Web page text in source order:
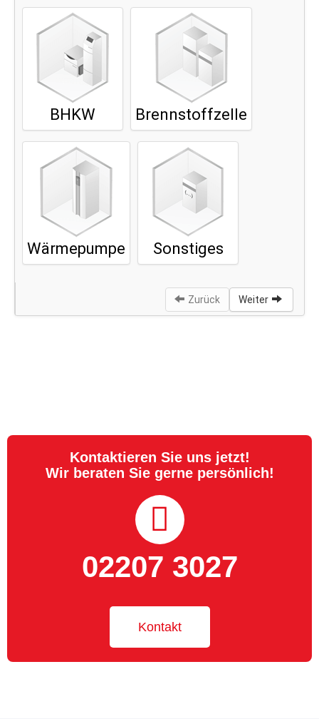
Kontaktieren Sie uns jetzt!
Wir beraten Sie gerne persönlich!
02207 3027
Kontakt